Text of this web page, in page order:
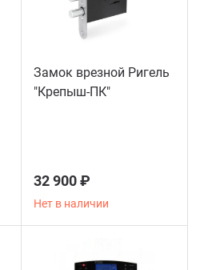
Замок врезной Ригель
"Крепыш-ПК"
32 900 ₽
Нет в наличии